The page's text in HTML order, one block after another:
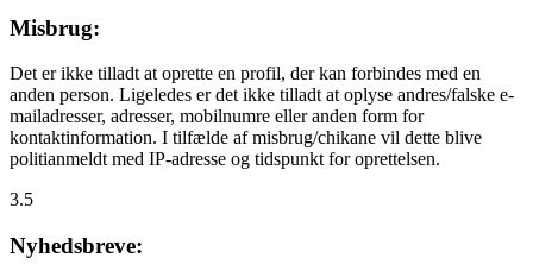
Misbrug:
Det er ikke tilladt at oprette en profil, der kan forbindes med en
anden person. Ligeledes er det ikke tilladt at oplyse andres/falske e-
mailadresser, adresser, mobilnumre eller anden form for
kontaktinformation. I tilfælde af misbrug/chikane vil dette blive
politianmeldt med IP-adresse og tidspunkt for oprettelsen.
3.5
Nyhedsbreve: